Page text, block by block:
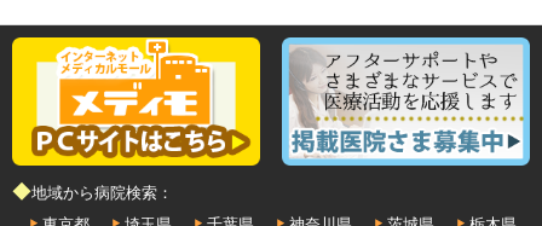
◆地域から病院検索：